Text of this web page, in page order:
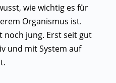
wie wichtig es für
Organismus ist.
noch jung. Erst seit gut
und mit System auf